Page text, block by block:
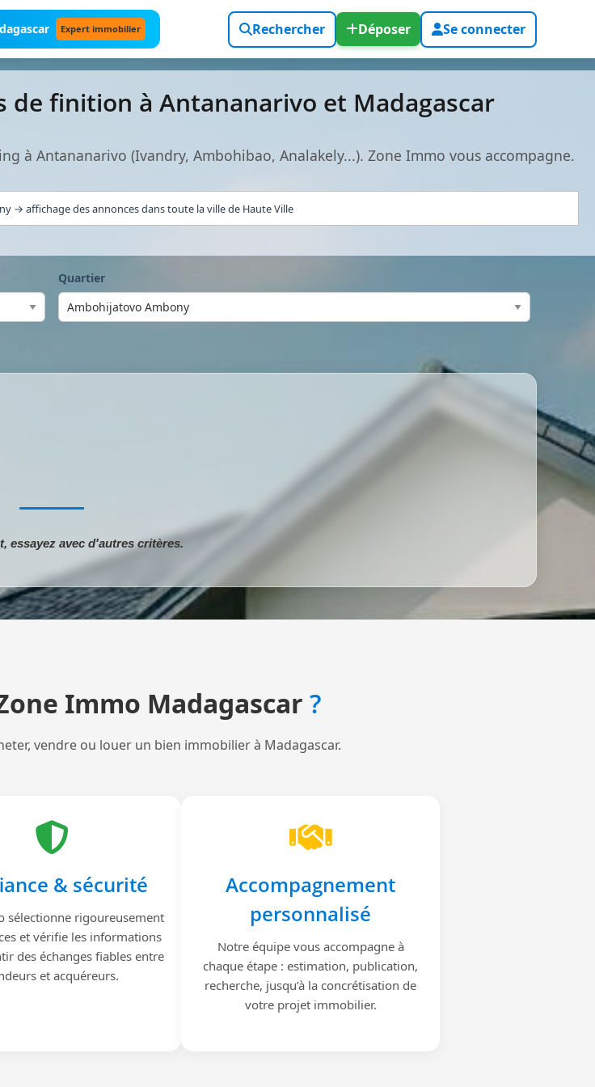
Expert immobilier Rechercher Déposer Se connecter
de finition à Antananarivo et Madagascar
à Antananarivo (Ivandry, Ambohibao, Analakely...). Zone Immo vous accompagne.
→ affichage des annonces dans toute la ville de Haute Ville
Quartier
essayez avec d'autres critères.
Immo Madagascar ?
vendre ou louer un bien immobilier à Madagascar.
& sécurité
sélectionne rigoureusement
et vérifie les informations
des échanges fiables entre
et acquéreurs.
Accompagnement
personnalisé
Notre équipe vous accompagne à
chaque étape : estimation, publication,
recherche, jusqu’à la concrétisation de
votre projet immobilier.